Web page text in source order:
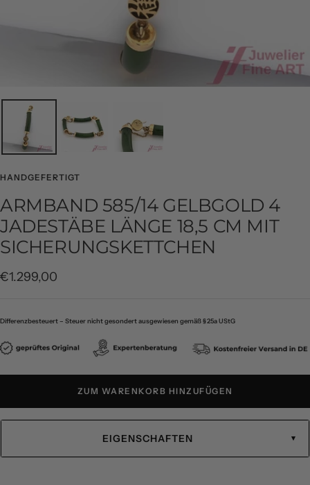
HANDGEFERTIGT
ARMBAND 585/14 GELBGOLD 4
JADESTÄBE LÄNGE 18,5 CM MIT
SICHERUNGSKETTCHEN
Angebotspreis
€1.299,00
Differenzbesteuert – Steuer nicht gesondert ausgewiesen gemäß § 25a UStG
ZUM WARENKORB HINZUFÜGEN
EIGENSCHAFTEN